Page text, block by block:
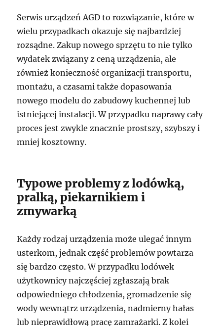
Serwis urządzeń AGD to rozwiązanie, które w
wielu przypadkach okazuje się najbardziej
rozsądne. Zakup nowego sprzętu to nie tylko
wydatek związany z ceną urządzenia, ale
również konieczność organizacji transportu,
montażu, a czasami także dopasowania
nowego modelu do zabudowy kuchennej lub
istniejącej instalacji. W przypadku naprawy cały
proces jest zwykle znacznie prostszy, szybszy i
mniej kosztowny.
Typowe problemy z lodówką,
pralką, piekarnikiem i
zmywarką
Każdy rodzaj urządzenia może ulegać innym
usterkom, jednak część problemów powtarza
się bardzo często. W przypadku lodówek
użytkownicy najczęściej zgłaszają brak
odpowiedniego chłodzenia, gromadzenie się
wody wewnątrz urządzenia, nadmierny hałas
lub nieprawidłową pracę zamrażarki. Z kolei